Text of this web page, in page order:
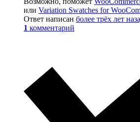
или Variation Swatches for
Ответ написан более трёх лет
1 комментарий